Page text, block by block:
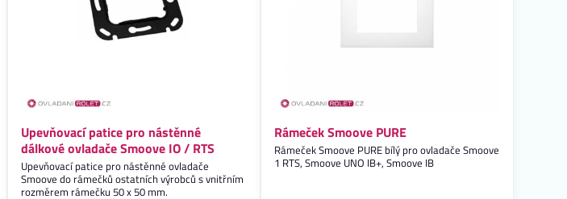
Upevňovací patice pro nástěnné
dálkové ovladače Smoove IO / RTS
Upevňovací patice pro nástěnné ovladače
Smoove do rámečků ostatních výrobců s vnitřním
rozměrem rámečku 50 x 50 mm.
Rámeček Smoove PURE
Rámeček Smoove PURE bílý pro ovladače Smoove
1 RTS, Smoove UNO IB+, Smoove IB